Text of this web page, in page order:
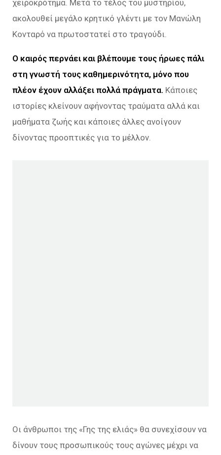
χειροκρότημα. Μετά το τέλος του μυστηρίου,
ακολουθεί μεγάλο κρητικό γλέντι με τον Μανώλη
Κονταρό να πρωτοστατεί στο τραγούδι.
Ο καιρός περνάει και βλέπουμε τους ήρωες πάλι
στη γνωστή τους καθημερινότητα, μόνο που
πλέον έχουν αλλάξει πολλά πράγματα. Κάποιες
ιστορίες κλείνουν αφήνοντας τραύματα αλλά και
μαθήματα ζωής και κάποιες άλλες ανοίγουν
δίνοντας προοπτικές για το μέλλον.
Οι άνθρωποι της «Γης της ελιάς» θα συνεχίσουν να
δίνουν τους προσωπικούς τους αγώνες μέχρι να